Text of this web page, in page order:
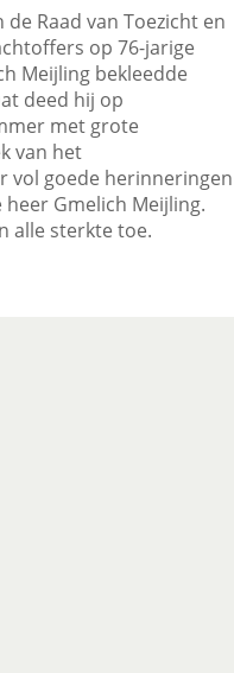
Raad van Toezicht en
op 76-jarige
Meijling bekleedde
deed hij op
met grote
van het
vol goede herinneringen
Gmelich Meijling.
alle sterkte toe.